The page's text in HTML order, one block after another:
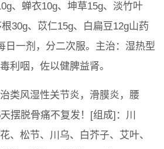
、蝉衣10g、坤草15g、淡竹叶
30g、苡仁15g、白扁豆12g山药
日一剂，分二次服。主治：湿热型
利咽，佐以健脾益肾。
类风湿性关节炎，滑膜炎，腰
摆脱骨痛不复发！[组成]：川
、松节、川乌、白芥子、艾叶、